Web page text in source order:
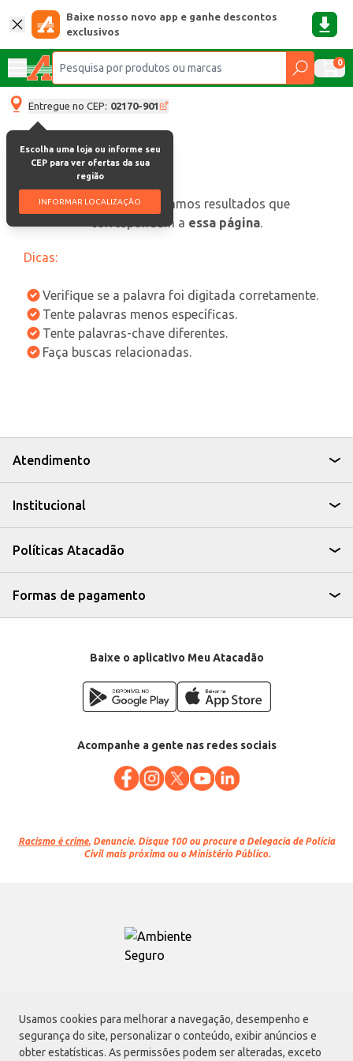
Usamos cookies para melhorar a navegação, desempenho e
segurança do site, personalizar o conteúdo, exibir anúncios e
obter estatísticas. As permissões podem ser alteradas, exceto
Baixe nosso novo app e ganhe descontos
exclusivos
0
Entregue no CEP: 02170-901
Escolha uma loja ou informe seu
CEP para ver ofertas da sua
região
INFORMAR LOCALIZAÇÃO
oops, não encontramos resultados que
correspondam a essa página.
Dicas:
Verifique se a palavra foi digitada corretamente.
Tente palavras menos específicas.
Tente palavras-chave diferentes.
Faça buscas relacionadas.
Atendimento
Institucional
Políticas Atacadão
Formas de pagamento
Baixe o aplicativo Meu Atacadão
Acompanhe a gente nas redes sociais
Racismo é crime. Denuncie. Disque 100 ou procure a Delegacia de Polícia
Civil mais próxima ou o Ministério Público.
Atacadão S.A.
Avenida Morvan Dias de Figueiredo, 6169, Vila Maria, São Paulo - SP | CEP
02170-901 | CNPJ: 75.315.333/0001-09